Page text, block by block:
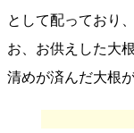
として配っており
お、お供えした大
清めが済んだ大根